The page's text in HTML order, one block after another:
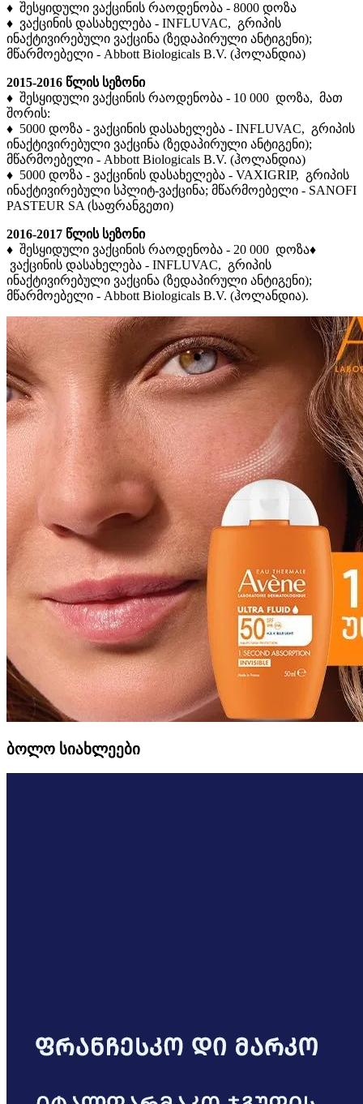
♦ შესყიდული ვაქცინის რაოდენობა - 8000 დოზა
♦ ვაქცინის დასახელება - INFLUVAC, გრიპის
ინაქტივირებული ვაქცინა (ზედაპირული ანტიგენი);
მწარმოებელი - Abbott Biologicals B.V. (ჰოლანდია)
2015-2016 წლის სეზონი
♦ შესყიდული ვაქცინის რაოდენობა - 10 000 დოზა, მათ
შორის:
♦ 5000 დოზა - ვაქცინის დასახელება - INFLUVAC, გრიპის
ინაქტივირებული ვაქცინა (ზედაპირული ანტიგენი);
მწარმოებელი - Abbott Biologicals B.V. (ჰოლანდია)
♦ 5000 დოზა - ვაქცინის დასახელება - VAXIGRIP, გრიპის
ინაქტივირებული სპლიტ-ვაქცინა; მწარმოებელი - SANOFI
PASTEUR SA (საფრანგეთი)
2016-2017 წლის სეზონი
♦ შესყიდული ვაქცინის რაოდენობა - 20 000 დოზა♦
ვაქცინის დასახელება - INFLUVAC, გრიპის
ინაქტივირებული ვაქცინა (ზედაპირული ანტიგენი);
მწარმოებელი - Abbott Biologicals B.V. (ჰოლანდია).
ბოლო სიახლეები